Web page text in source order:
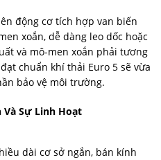
động cơ tích hợp van biến
xoắn, dễ dàng leo dốc hoặc
và mô-men xoắn phải tương
chuẩn khí thải Euro 5 sẽ vừa
bảo vệ môi trường.
Và Sự Linh Hoạt
dài cơ sở ngắn, bán kính